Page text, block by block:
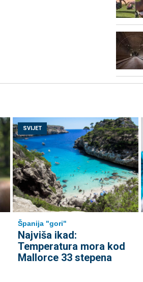
SVIJET
Španija "gori"
Najviša ikad:
Temperatura mora kod
Mallorce 33 stepena